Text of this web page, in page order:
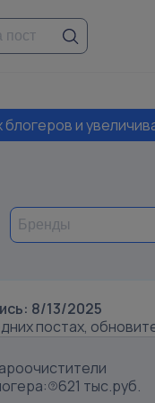
и
8/13/2025
постах,
621 тыс.руб.